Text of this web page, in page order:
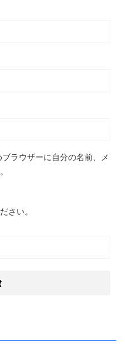
ラウザーに自分の名前、メ
さい。